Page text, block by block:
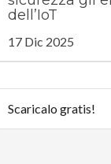
dell’IoT
17 Dic 2025
Scaricalo gratis!